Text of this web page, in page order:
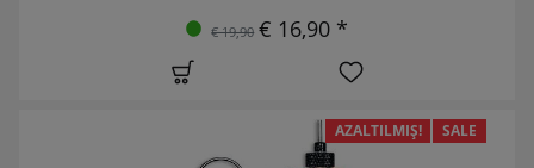
€ 19,90 € 16,90 *
AZALTILMIŞ! SALE